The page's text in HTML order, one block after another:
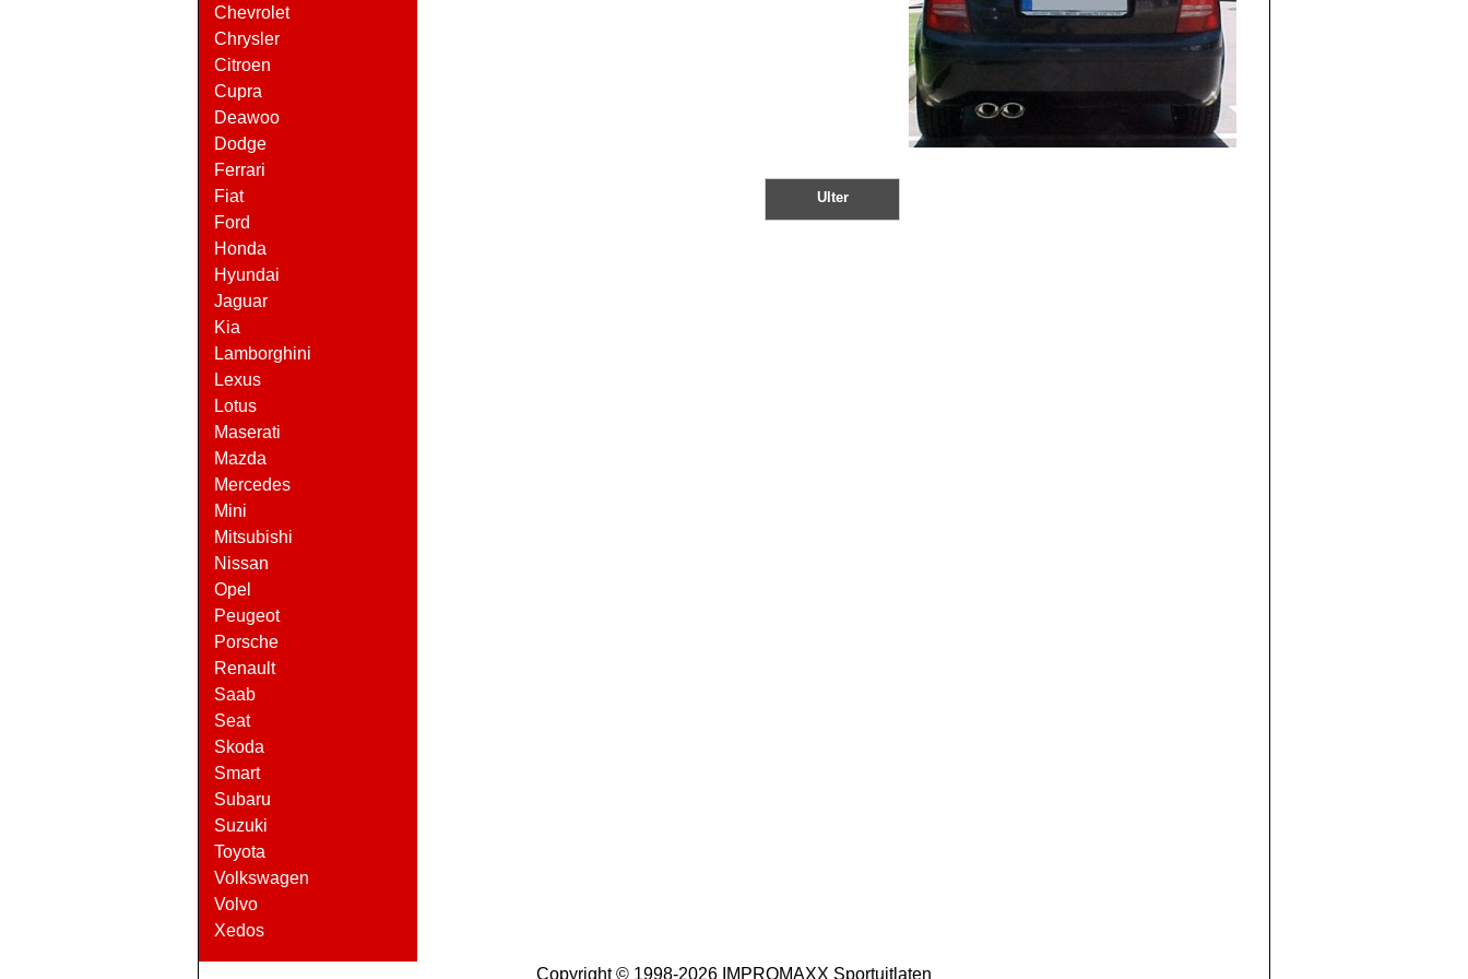
Chevrolet
Chrysler
Citroen
Cupra
Deawoo
Dodge
Ferrari
Fiat
Ford
Honda
Hyundai
Jaguar
Kia
Lamborghini
Lexus
Lotus
Maserati
Mazda
Mercedes
Mini
Mitsubishi
Nissan
Opel
Peugeot
Porsche
Renault
Saab
Seat
Skoda
Smart
Subaru
Suzuki
Toyota
Volkswagen
Volvo
Xedos
Ulter
Copyright © 1998-2026 IMPROMAXX Sportuitlaten